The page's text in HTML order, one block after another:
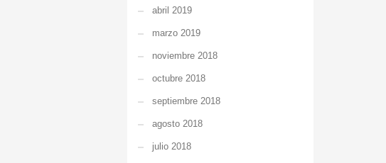
abril 2019
marzo 2019
noviembre 2018
octubre 2018
septiembre 2018
agosto 2018
julio 2018